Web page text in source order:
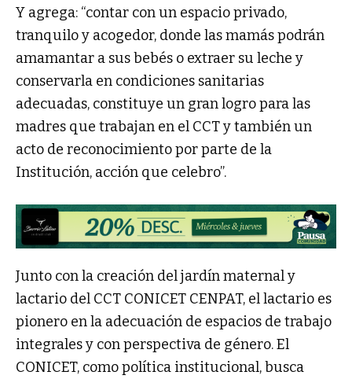
Y agrega: “contar con un espacio privado,
tranquilo y acogedor, donde las mamás podrán
amamantar a sus bebés o extraer su leche y
conservarla en condiciones sanitarias
adecuadas, constituye un gran logro para las
madres que trabajan en el CCT y también un
acto de reconocimiento por parte de la
Institución, acción que celebro”.
Junto con la creación del jardín maternal y
lactario del CCT CONICET CENPAT, el lactario es
pionero en la adecuación de espacios de trabajo
integrales y con perspectiva de género. El
CONICET, como política institucional, busca